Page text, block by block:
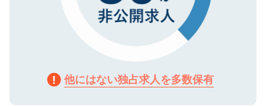
他にはない独占求人を多数保有